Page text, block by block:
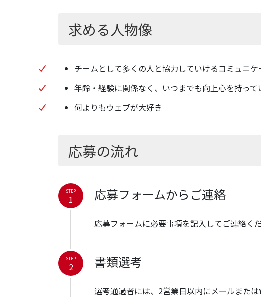
求める人物像
チームとして多くの人と協力していけるコミュニ
年齢・経験に関係なく、いつまでも向上心を持って
何よりもウェブが大好き
応募の流れ
応募フォームからご連絡
応募フォームに必要事項を記入してご連絡くだ
STEP
1
書類選考
選考通過者には、2営業日以内にメールまた
STEP
2